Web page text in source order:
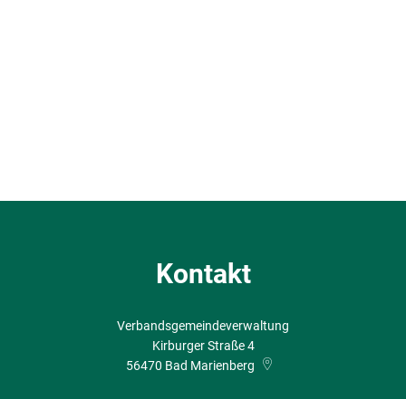
Kontakt
Verbandsgemeindeverwaltung
Kirburger Straße 4
56470 Bad Marienberg